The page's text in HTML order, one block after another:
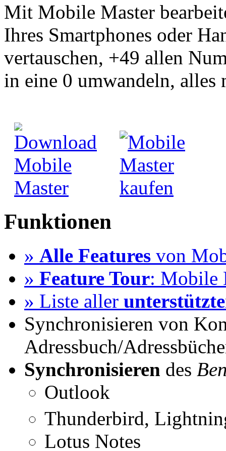
Mit Mobile Master
Ihres Smartphones oder
vertauschen, +49 allen
in eine 0 umwandeln,
Funktionen
» Alle Features von
» Feature Tour: Mobile
» Liste aller
Synchronisieren von
Adressbuch/
Synchronisieren des
Outlook
Thunderbird,
Lotus Notes